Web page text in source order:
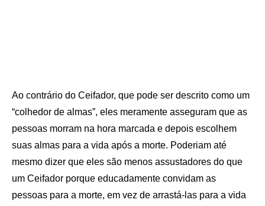
Ao contrário do Ceifador, que pode ser descrito como um
“colhedor de almas”, eles meramente asseguram que as
pessoas morram na hora marcada e depois escolhem
suas almas para a vida após a morte. Poderiam até
mesmo dizer que eles são menos assustadores do que
um Ceifador porque educadamente convidam as
pessoas para a morte, em vez de arrastá-las para a vida